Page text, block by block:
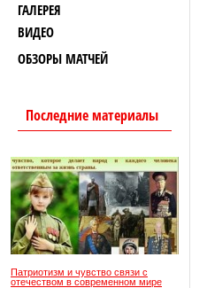
ГАЛЕРЕЯ
ВИДЕО
ОБЗОРЫ МАТЧЕЙ
Последние материалы
Патриотизм и чувство связи с
отечеством в современном мире